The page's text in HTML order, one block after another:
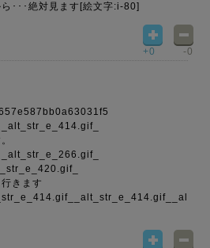
･･･絶対見ます[絵文字:i-80]
+0 -0
_alt_str_e_414.gif_
_alt_str_e_266.gif_
きます